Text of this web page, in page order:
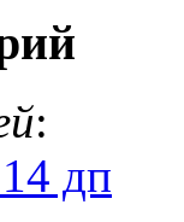
:
дп